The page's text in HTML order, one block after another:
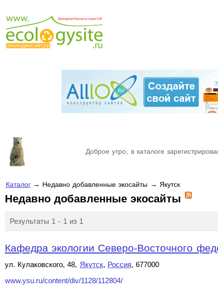
Доброе утро, в каталоге
Каталог→ Недавно добавленные экосайты → Якутск
Недавно добавленные экосайты
Результаты 1 - 1 из 1
Кафедра экологии Северо-Восточного
ул. Кулаковского, 48, Якутск, Россия, 677000
www.ysu.ru/content/div/1128/112804/